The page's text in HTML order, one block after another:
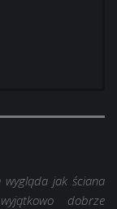
jak ściana
dobrze